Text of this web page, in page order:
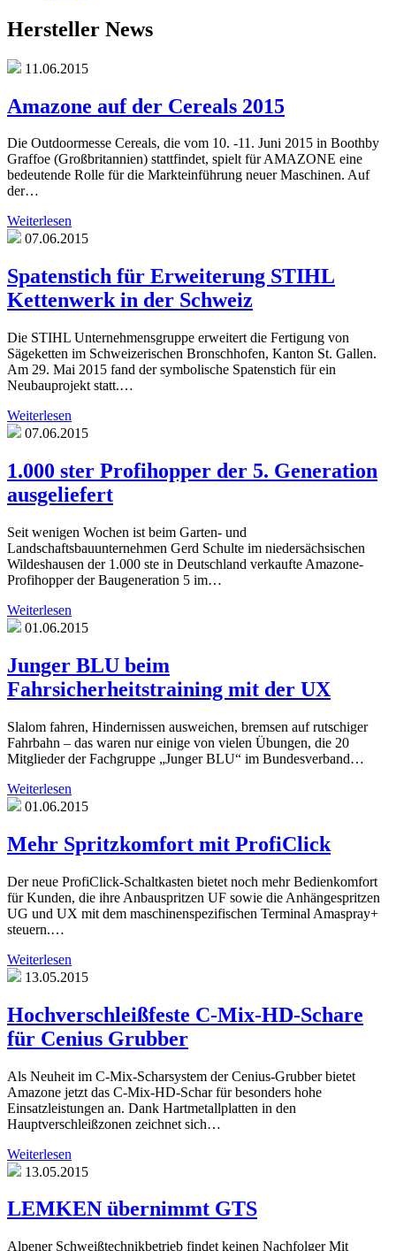
Hersteller News
11.06.2015
Amazone auf der Cereals 2015
Die Outdoormesse Cereals, die vom 10. -11. Juni 2015 in Boothby
Graffoe (Großbritannien) stattfindet, spielt für AMAZONE eine
bedeutende Rolle für die Markteinführung neuer Maschinen. Auf
der…
Weiterlesen
07.06.2015
Spatenstich für Erweiterung STIHL
Kettenwerk in der Schweiz
Die STIHL Unternehmensgruppe erweitert die Fertigung von
Sägeketten im Schweizerischen Bronschhofen, Kanton St. Gallen.
Am 29. Mai 2015 fand der symbolische Spatenstich für ein
Neubauprojekt statt.…
Weiterlesen
07.06.2015
1.000 ster Profihopper der 5. Generation
ausgeliefert
Seit wenigen Wochen ist beim Garten- und
Landschaftsbauunternehmen Gerd Schulte im niedersächsischen
Wildeshausen der 1.000 ste in Deutschland verkaufte Amazone-
Profihopper der Baugeneration 5 im…
Weiterlesen
01.06.2015
Junger BLU beim
Fahrsicherheitstraining mit der UX
Slalom fahren, Hindernissen ausweichen, bremsen auf rutschiger
Fahrbahn – das waren nur einige von vielen Übungen, die 20
Mitglieder der Fachgruppe „Junger BLU“ im Bundesverband…
Weiterlesen
01.06.2015
Mehr Spritzkomfort mit ProfiClick
Der neue ProfiClick-Schaltkasten bietet noch mehr Bedienkomfort
für Kunden, die ihre Anbauspritzen UF sowie die Anhängespritzen
UG und UX mit dem maschinenspezifischen Terminal Amaspray+
steuern.…
Weiterlesen
13.05.2015
Hochverschleißfeste C-Mix-HD-Schare
für Cenius Grubber
Als Neuheit im C-Mix-Scharsystem der Cenius-Grubber bietet
Amazone jetzt das C-Mix-HD-Schar für besonders hohe
Einsatzleistungen an. Dank Hartmetallplatten in den
Hauptverschleißzonen zeichnet sich…
Weiterlesen
13.05.2015
LEMKEN übernimmt GTS
Alpener Schweißtechnikbetrieb findet keinen Nachfolger Mit